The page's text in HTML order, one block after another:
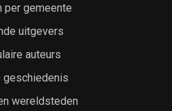
per gemeente
uitgevers
auteurs
geschiedenis
wereldsteden